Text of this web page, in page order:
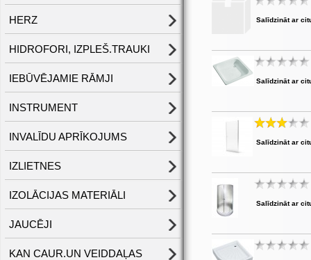
HERZ
HIDROFORI, IZPLEŠ.TRAUKI
IEBŪVĒJAMIE RĀMJI
INSTRUMENT
INVALĪDU APRĪKOJUMS
IZLIETNES
IZOLĀCIJAS MATERIĀLI
JAUCĒJI
KAN CAUR.UN VEIDDAĻAS
Salīdzināt ar
Salīdzināt ar
Salīdzināt ar
Salīdzināt ar